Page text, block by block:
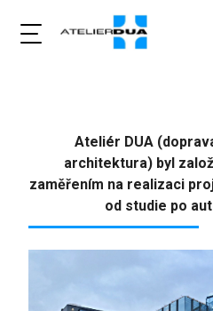
Ateliér DUA
architektura) byl
zaměřením na realizaci
od studie po